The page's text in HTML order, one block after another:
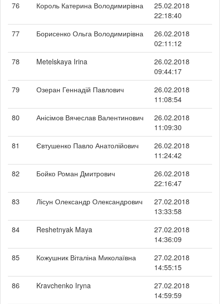
76
Король Катерина Володимирівна
25.02.2018
22:18:40
77
Борисенко Ольга Володимирівна
26.02.2018
02:11:12
78
Metelskaya Irina
26.02.2018
09:44:17
79
Озеран Геннадій Павлович
26.02.2018
11:08:54
80
Анісімов Вячеслав Валентинович
26.02.2018
11:09:30
81
Євтушенко Павло Анатолійович
26.02.2018
11:24:42
82
Бойко Роман Дмитрович
26.02.2018
22:16:47
83
Лісун Олександр Олександрович
27.02.2018
13:33:58
84
Reshetnyak Maya
27.02.2018
14:36:09
85
Кожушник Віталіна Миколаївна
27.02.2018
14:55:15
86
Kravchenko Iryna
27.02.2018
14:59:59